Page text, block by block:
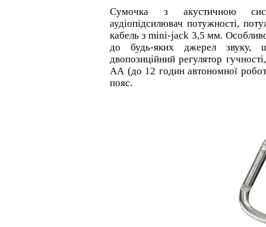
Сумочка з акустичною
аудіопідсилювач потужності,
кабель з mini-jack 3,5 мм.
до будь-яких джерел
двопозиційний регулятор
АА (до 12 годин автономної
пояс.